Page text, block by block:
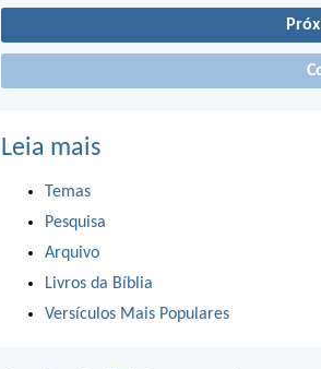
Leia mais
Temas
Pesquisa
Arquivo
Livros da Bíblia
Versículos Mais Populares